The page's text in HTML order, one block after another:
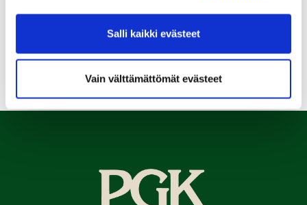
Salli kaikki evästeet
Vain välttämättömät evästeet
Kaikki tapahtumat >>